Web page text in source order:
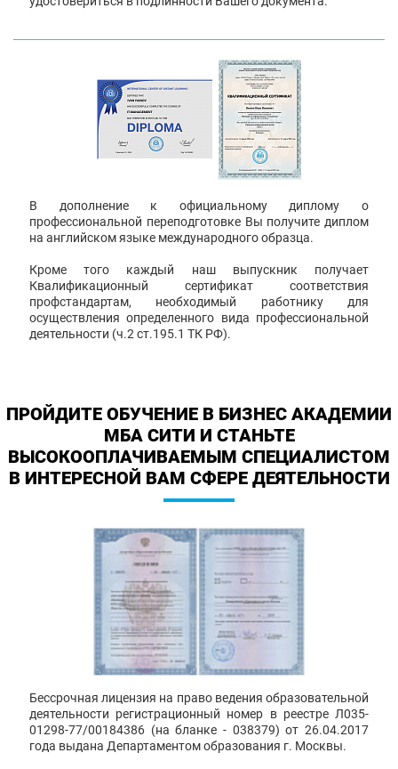
В дополнение к официальному диплому о
профессиональной переподготовке Вы получите диплом
на английском языке международного образца.
Кроме того каждый наш выпускник получает
Квалификационный сертификат соответствия
профстандартам, необходимый работнику для
осуществления определенного вида профессиональной
деятельности (ч.2 ст.195.1 ТК РФ).
ПРОЙДИТЕ ОБУЧЕНИЕ В БИЗНЕС АКАДЕМИИ
МБА СИТИ И СТАНЬТЕ
ВЫСОКООПЛАЧИВАЕМЫМ СПЕЦИАЛИСТОМ
В ИНТЕРЕСНОЙ ВАМ СФЕРЕ ДЕЯТЕЛЬНОСТИ
Бессрочная лицензия на право ведения образовательной
деятельности регистрационный номер в реестре Л035-
01298-77/00184386 (на бланке - 038379) от 26.04.2017
года выдана Департаментом образования г. Москвы.